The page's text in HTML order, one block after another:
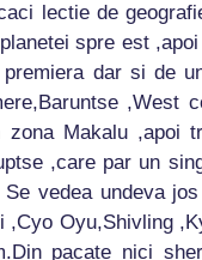
lectie de
spre est
dar si de
,West
Makalu ,apoi
,care par un
vedea undeva
,Cyo Oyu,Shivling
pacate nici